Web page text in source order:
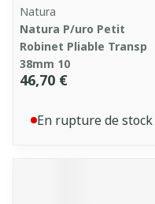
Natura
Natura P/uro Petit
Robinet Pliable Transp
38mm 10
46,70 €
En rupture de stock